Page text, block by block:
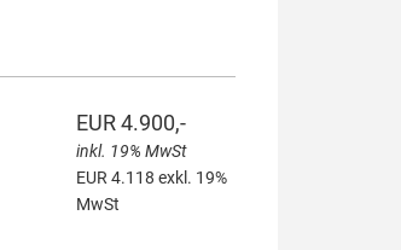
EUR 4.900,-
inkl. 19% MwSt
EUR 4.118 exkl. 19%
MwSt